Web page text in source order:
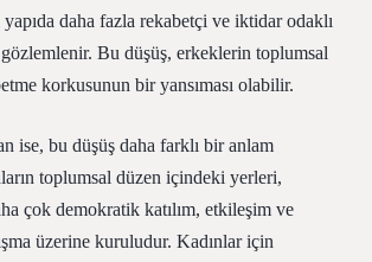
daha fazla rekabetçi ve iktidar odaklı
Bu düşüş, erkeklerin toplumsal
korkusunun bir yansıması olabilir.
ise, bu düşüş daha farklı bir anlam
toplumsal düzen içindeki yerleri,
çok demokratik katılım, etkileşim ve
üzerine kuruludur. Kadınlar için